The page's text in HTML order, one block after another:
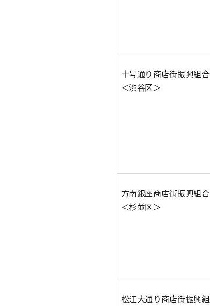
十号通り商店街振興組
＜渋谷区＞
方南銀座商店街振興組
＜杉並区＞
松江大通り商店街振興